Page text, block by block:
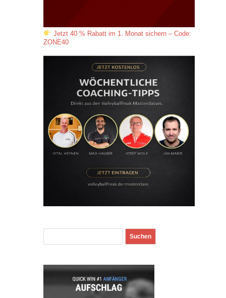
Jetzt 40 % Rabatt im 1. Monat sichern – Code:
ZONE40